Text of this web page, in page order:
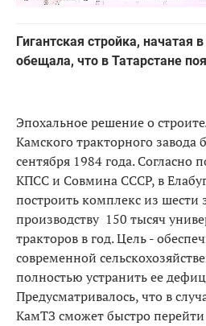
Гигантская стройка, начатая
обещала, что в Татарстане
Эпохальное решение о
Камского тракторного завода
сентября 1984 года. Согласно
КПСС и Совмина СССР, в
построить комплекс из шести
производству 150 тысяч
тракторов в год. Цель -
современной
полностью устранить ее
Предусматривалось, что в
КамТЗ сможет быстро